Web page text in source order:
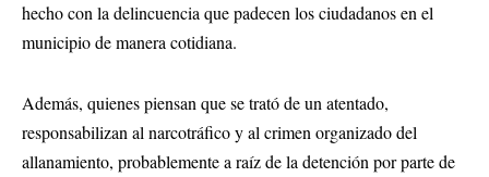
hecho con la delincuencia que padecen los ciudadanos en el
municipio de manera cotidiana.
Además, quienes piensan que se trató de un atentado,
responsabilizan al narcotráfico y al crimen organizado del
allanamiento, probablemente a raíz de la detención por parte de